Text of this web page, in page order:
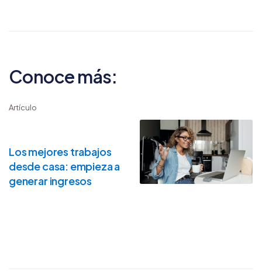
Conoce más:
Artículo
Los mejores trabajos
desde casa: empieza a
generar ingresos